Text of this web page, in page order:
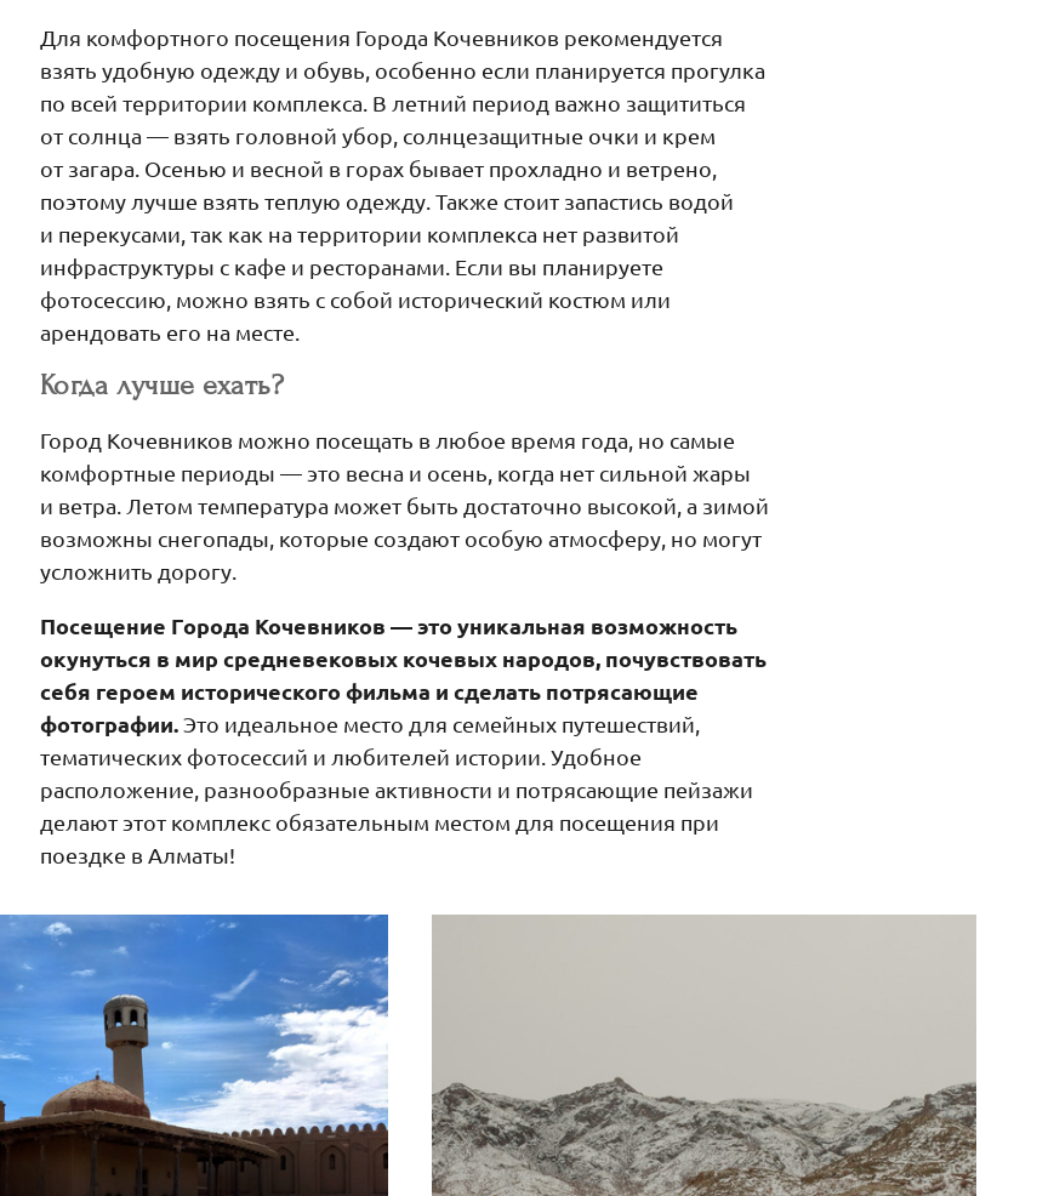
Для комфортного посещения Города Кочевников рекомендуется
взять удобную одежду и обувь, особенно если планируется прогулка
по всей территории комплекса. В летний период важно защититься
от солнца — взять головной убор, солнцезащитные очки и крем
от загара. Осенью и весной в горах бывает прохладно и ветрено,
поэтому лучше взять теплую одежду. Также стоит запастись водой
и перекусами, так как на территории комплекса нет развитой
инфраструктуры с кафе и ресторанами. Если вы планируете
фотосессию, можно взять с собой исторический костюм или
арендовать его на месте.
Когда лучше ехать?
Город Кочевников можно посещать в любое время года, но самые
комфортные периоды — это весна и осень, когда нет сильной жары
и ветра. Летом температура может быть достаточно высокой, а зимой
возможны снегопады, которые создают особую атмосферу, но могут
усложнить дорогу.
Посещение Города Кочевников — это уникальная возможность
окунуться в мир средневековых кочевых народов, почувствовать
себя героем исторического фильма и сделать потрясающие
фотографии.Это идеальное место для семейных путешествий,
тематических фотосессий и любителей истории. Удобное
расположение, разнообразные активности и потрясающие пейзажи
делают этот комплекс обязательным местом для посещения при
поездке в Алматы!